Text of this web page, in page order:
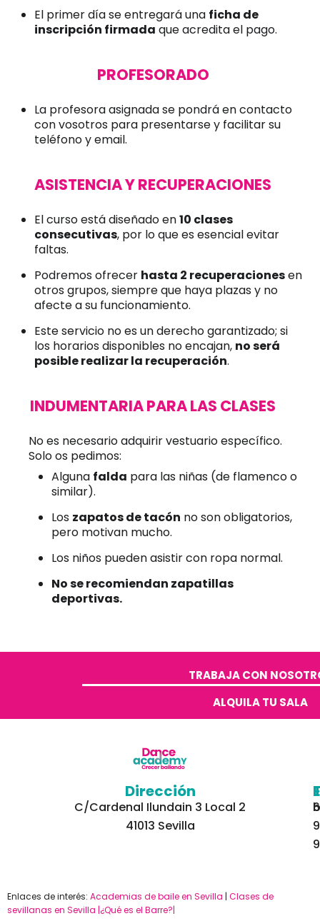
El primer día se entregará una ficha de
inscripción firmada que acredita el pago.
PROFESORADO
La profesora asignada se pondrá en contacto
con vosotros para presentarse y facilitar su
teléfono y email.
ASISTENCIA Y RECUPERACIONES
El curso está diseñado en10 clases
consecutivas, por lo que es esencial evitar
faltas.
Podremos ofrecer hasta 2 recuperacionesen
otros grupos, siempre que haya plazas y no
afecte a su funcionamiento.
Este servicio no es un derecho garantizado; si
los horarios disponibles no encajan, no será
posible realizar la recuperación.
INDUMENTARIA PARA LAS CLASES
No es necesario adquirir vestuario específico.
Solo os pedimos:
Alguna falda para las niñas (de flamenco o
similar).
Los zapatos de tacón no son obligatorios,
pero motivan mucho.
Los niños pueden asistir con ropa normal.
No se recomiendan zapatillas
deportivas.
TRABAJA CON
ALQUILA TU SALA
Dirección
C/Cardenal Ilundain 3 Local 2
41013 Sevilla
Enlaces de interés: Academias de baile en Sevilla | Clases de
sevillanas en Sevilla |¿Qué es el Barre?|